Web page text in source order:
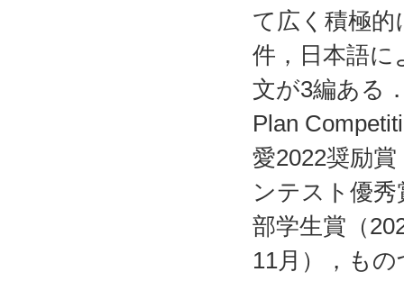
て広く積極的
件，日本語に
文が3編ある
Plan
愛2022奨励
ンテスト優秀
部学生賞（
11月），も